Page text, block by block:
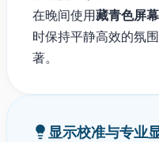
在晚间使用藏青色屏幕
时保持平静高效的氛围
著。
显示校准与专业